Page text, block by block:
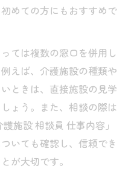
めての方にもおすすめで
ては複数の窓口を併用し
えば、介護施設の種類や
ときは、直接施設の見学
ょう。また、相談の際は
施設 相談員 仕事内容」
いても確認し、信頼でき
が大切です。